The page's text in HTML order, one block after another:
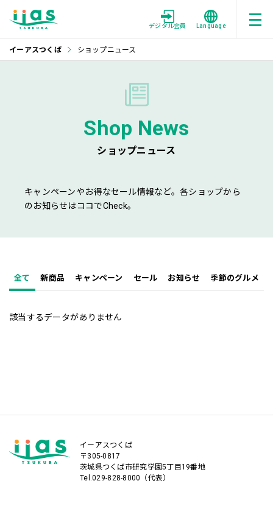
デジタル会員 Language
イーアスつくば ショップニュース
Shop News
ショップニュース
キャンペーンやお得なセール情報など。各ショップから
のお知らせはココでCheck。
全て 新商品 キャンペーン セール お知らせ 季節のグルメ
該当するデータがありません
イーアスつくば
〒305-0817
茨城県つくば市研究学園5丁目19番地
Tel.029-828-8000（代表）